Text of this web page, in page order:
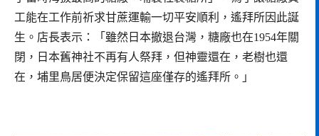
工能在工作前祈求甘蔗運輸一切平安順利，遙拜所因此誕
生。店長表示：「雖然日本撤退台灣，糖廠也在1954年關
閉，日本舊神社不再有人祭拜，但神靈還在，老樹也還
在，埔里鳥居便決定保留這座僅存的遙拜所。」